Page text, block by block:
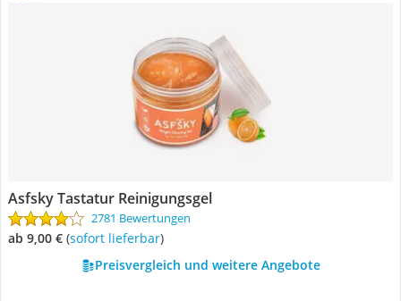
Asfsky Tastatur Reinigungsgel
2781 Bewertungen
ab 9,00 € ( Sofort lieferbar)
Preisvergleich und weitere Angebote